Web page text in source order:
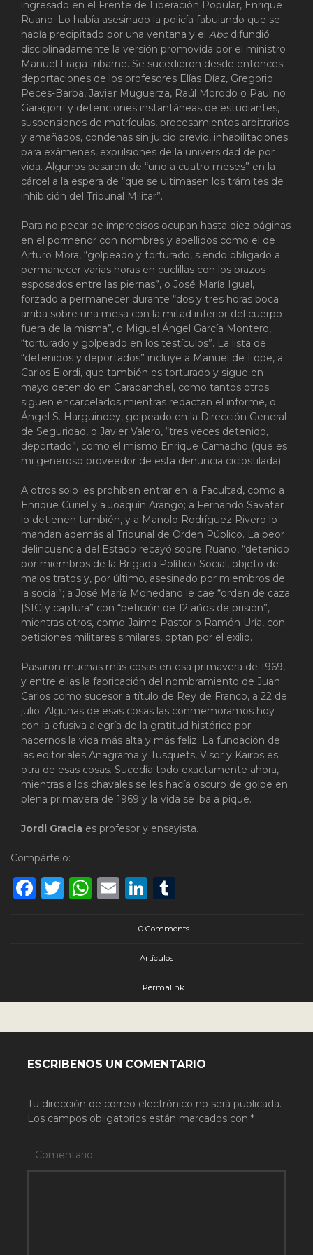
ingresado en el Frente de Liberación Popular, Enrique
Ruano. Lo había asesinado la policía fabulando que se
había precipitado por una ventana y el Abcdifundió
disciplinadamente la versión promovida por el ministro
Manuel Fraga Iribarne. Se sucedieron desde entonces
deportaciones de los profesores Elías Díaz, Gregorio
Peces-Barba, Javier Muguerza, Raúl Morodo o Paulino
Garagorri y detenciones instantáneas de estudiantes,
suspensiones de matrículas, procesamientos arbitrarios
y amañados, condenas sin juicio previo, inhabilitaciones
para exámenes, expulsiones de la universidad de por
vida. Algunos pasaron de “uno a cuatro meses” en la
cárcel a la espera de “que se ultimasen los trámites de
inhibición del Tribunal Militar”.
Para no pecar de imprecisos ocupan hasta diez páginas
en el pormenor con nombres y apellidos como el de
Arturo Mora, “golpeado y torturado, siendo obligado a
permanecer varias horas en cuclillas con los brazos
esposados entre las piernas”, o José María Igual,
forzado a permanecer durante “dos y tres horas boca
arriba sobre una mesa con la mitad inferior del cuerpo
fuera de la misma”, o Miguel Ángel García Montero,
“torturado y golpeado en los testículos”. La lista de
“detenidos y deportados” incluye a Manuel de Lope, a
Carlos Elordi, que también es torturado y sigue en
mayo detenido en Carabanchel, como tantos otros
siguen encarcelados mientras redactan el informe, o
Ángel S. Harguindey, golpeado en la Dirección General
de Seguridad, o Javier Valero, “tres veces detenido,
deportado”, como el mismo Enrique Camacho (que es
mi generoso proveedor de esta denuncia ciclostilada).
A otros solo les prohíben entrar en la Facultad, como a
Enrique Curiel y a Joaquín Arango; a Fernando Savater
lo detienen también, y a Manolo Rodríguez Rivero lo
mandan además al Tribunal de Orden Público. La peor
delincuencia del Estado recayó sobre Ruano, “detenido
por miembros de la Brigada Político-Social, objeto de
malos tratos y, por último, asesinado por miembros de
la social”; a José María Mohedano le cae “orden de caza
[SIC]y captura” con “petición de 12 años de prisión”,
mientras otros, como Jaime Pastor o Ramón Uría, con
peticiones militares similares, optan por el exilio.
Pasaron muchas más cosas en esa primavera de 1969,
y entre ellas la fabricación del nombramiento de Juan
Carlos como sucesor a título de Rey de Franco, a 22 de
julio. Algunas de esas cosas las conmemoramos hoy
con la efusiva alegría de la gratitud histórica por
hacernos la vida más alta y más feliz. La fundación de
las editoriales Anagrama y Tusquets, Visor y Kairós es
otra de esas cosas. Sucedía todo exactamente ahora,
mientras a los chavales se les hacía oscuro de golpe en
plena primavera de 1969 y la vida se iba a pique.
Jordi Gracia es profesor y ensayista.
Compártelo:
Facebook
Twitter
WhatsApp
EmailLinkedIn
0 Comments
Artículos
Permalink
ESCRIBENOS UN COMENTARIO
Tu dirección de correo electrónico no será publicada.
Los campos obligatorios están marcados con *
Comentario